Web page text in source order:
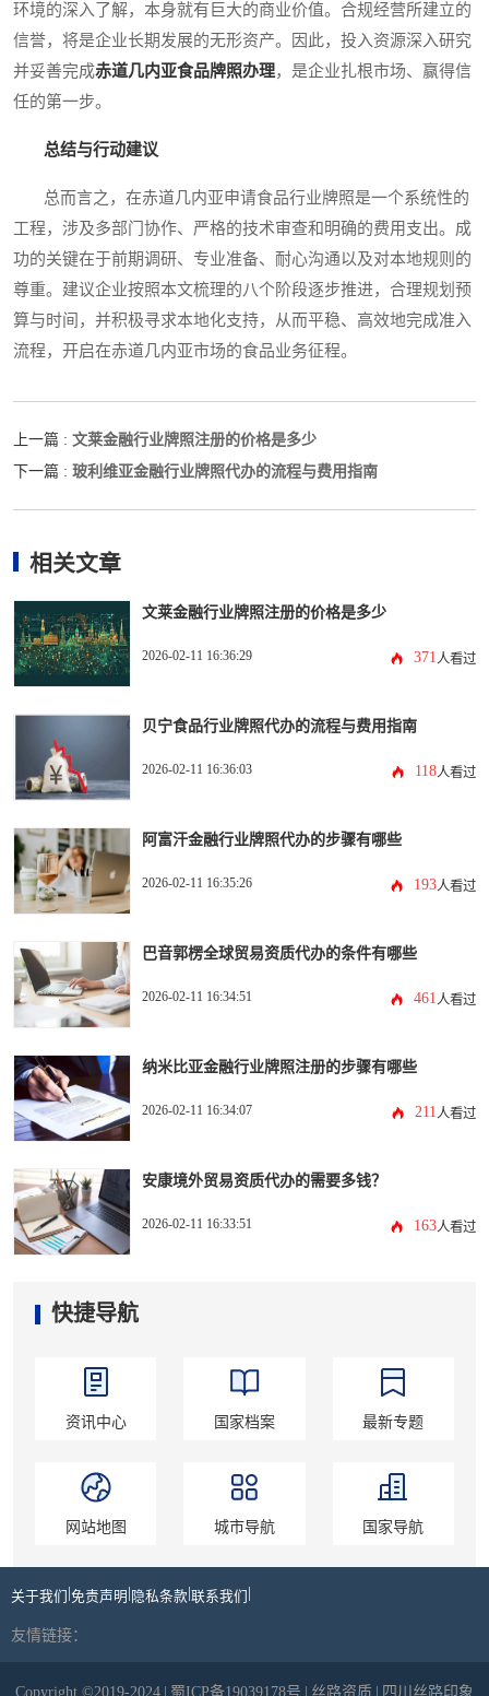
环境的深入了解，本身就有巨大的商业价值。合规经营所建立的
信誉，将是企业长期发展的无形资产。因此，投入资源深入研究
并妥善完成赤道几内亚食品牌照办理，是企业扎根市场、赢得信
任的第一步。
总结与行动建议
总而言之，在赤道几内亚申请食品行业牌照是一个系统性的
工程，涉及多部门协作、严格的技术审查和明确的费用支出。成
功的关键在于前期调研、专业准备、耐心沟通以及对本地规则的
尊重。建议企业按照本文梳理的八个阶段逐步推进，合理规划预
算与时间，并积极寻求本地化支持，从而平稳、高效地完成准入
流程，开启在赤道几内亚市场的食品业务征程。
上一篇 : 文莱金融行业牌照注册的价格是多少
下一篇 : 玻利维亚金融行业牌照代办的流程与费用指南
相关文章
文莱金融行业牌照注册的价格是多少
2026-02-11 16:36:29 371人看过
贝宁食品行业牌照代办的流程与费用指南
2026-02-11 16:36:03 118人看过
阿富汗金融行业牌照代办的步骤有哪些
2026-02-11 16:35:26 193人看过
巴音郭楞全球贸易资质代办的条件有哪些
2026-02-11 16:34:51 461人看过
纳米比亚金融行业牌照注册的步骤有哪些
2026-02-11 16:34:07 211人看过
安康境外贸易资质代办的需要多钱？
2026-02-11 16:33:51 163人看过
快捷导航
资讯中心 国家档案 最新专题
网站地图 城市导航 国家导航
关于我们 免责声明 隐私条款 联系我们
友情链接：
Copyright ©2019-2024 蜀ICP备19039178号 丝路资质 四川丝路印象